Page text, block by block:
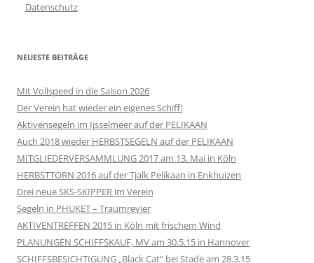
Datenschutz
NEUESTE BEITRÄGE
Mit Vollspeed in die Saison 2026
Der Verein hat wieder ein eigenes Schiff!
Aktivensegeln im Ijsselmeer auf der PELIKAAN
Auch 2018 wieder HERBSTSEGELN auf der PELIKAAN
MITGLIEDERVERSAMMLUNG 2017 am 13. Mai in Köln
HERBSTTÖRN 2016 auf der Tjalk Pelikaan in Enkhuizen
Drei neue SKS-SKIPPER im Verein
Segeln in PHUKET – Traumrevier
AKTIVENTREFFEN 2015 in Köln mit frischem Wind
PLANUNGEN SCHIFFSKAUF, MV am 30.5.15 in Hannover
SCHIFFSBESICHTIGUNG „Black Cat“ bei Stade am 28.3.15